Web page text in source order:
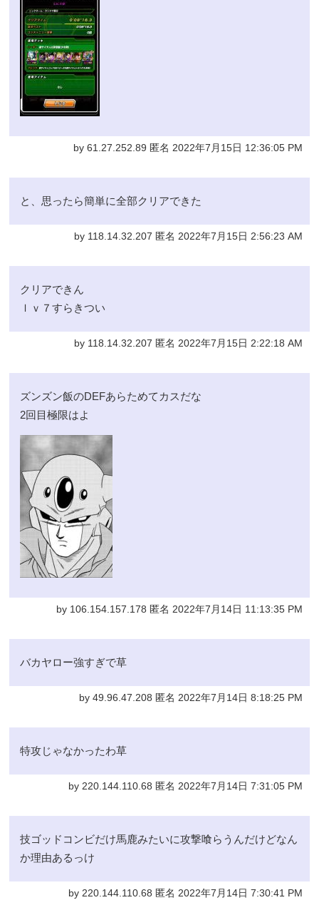
by 61.27.252.89 匿名 2022年7月15日 12:36:05 PM
と、思ったら簡単に全部クリアできた
by 118.14.32.207 匿名 2022年7月15日 2:56:23 AM
クリアできん
ｌｖ７すらきつい
by 118.14.32.207 匿名 2022年7月15日 2:22:18 AM
ズンズン飯のDEFあらためてカスだな
2回目極限はよ
by 106.154.157.178 匿名 2022年7月14日 11:13:35 PM
バカヤロー強すぎで草
by 49.96.47.208 匿名 2022年7月14日 8:18:25 PM
特攻じゃなかったわ草
by 220.144.110.68 匿名 2022年7月14日 7:31:05 PM
技ゴッドコンビだけ馬鹿みたいに攻撃喰らうんだけどなん
か理由あるっけ
by 220.144.110.68 匿名 2022年7月14日 7:30:41 PM